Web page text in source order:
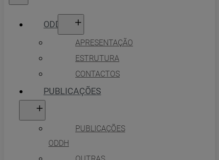
ODDH
APRESENTAÇÃO
ESTRUTURA
CONTACTOS
PUBLICAÇÕES
PUBLICAÇÕES
ODDH